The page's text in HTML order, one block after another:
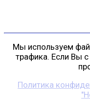
Мы используем
трафика. Если Вы с
Политика